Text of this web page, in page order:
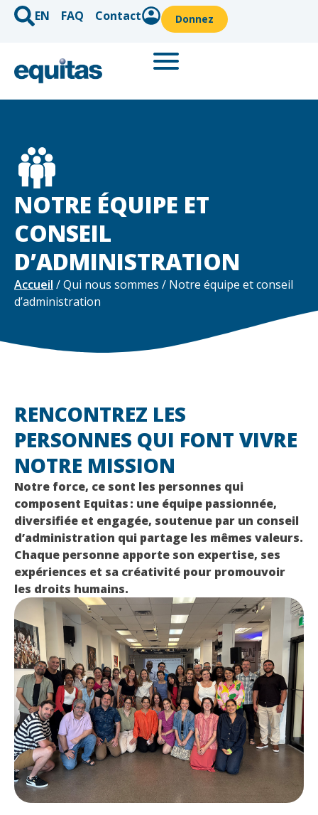
EN FAQ Contact Donnez
NOTRE ÉQUIPE ET
CONSEIL
D’ADMINISTRATION
Accueil / Qui nous sommes / Notre équipe et conseil
d’administration
RENCONTREZ LES
PERSONNES QUI FONT VIVRE
NOTRE MISSION
Notre force, ce sont les personnes qui
composent Equitas : une équipe passionnée,
diversifiée et engagée, soutenue par un conseil
d’administration qui partage les mêmes valeurs.
Chaque personne apporte son expertise, ses
expériences et sa créativité pour promouvoir
les droits humains.